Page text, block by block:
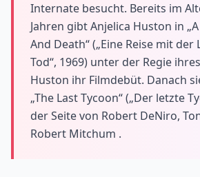
Internate besucht. Bereits im
Jahren gibt Anjelica Huston in
And Death“ („Eine Reise mit der
Tod“, 1969) unter der Regie
Huston ihr Filmdebüt. Danach
„The Last Tycoon“ („Der letzte
der Seite von Robert DeNiro,
Robert Mitchum .